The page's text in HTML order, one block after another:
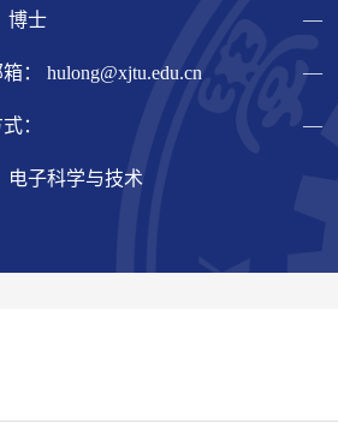
博士
箱：hulong@xjtu.edu.cn
：
电子科学与技术